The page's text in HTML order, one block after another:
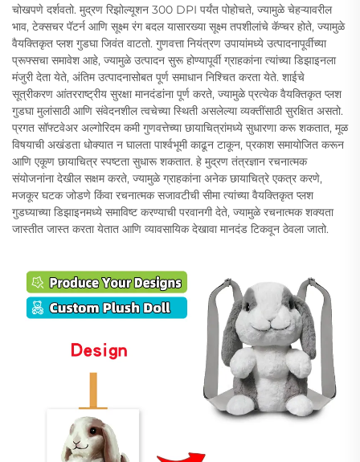
चोखपणे दर्शवतो. मुद्रण रिझोल्यूशन 300 DPI पर्यंत पोहोचते, ज्यामुळे चेहऱ्यावरील
भाव, टेक्सचर पॅटर्न आणि सूक्ष्म रंग बदल यासारख्या सूक्ष्म तपशीलांचे कॅप्चर होते, ज्यामुळे
वैयक्तिकृत प्लश गुडघा जिवंत वाटतो. गुणवत्ता नियंत्रण उपायांमध्ये उत्पादनापूर्वीच्या
प्रूफ्सचा समावेश आहे, ज्यामुळे उत्पादन सुरू होण्यापूर्वी ग्राहकांना त्यांच्या डिझाइनला
मंजुरी देता येते, अंतिम उत्पादनासोबत पूर्ण समाधान निश्चित करता येते. शाईचे
सूत्रीकरण आंतरराष्ट्रीय सुरक्षा मानदंडांना पूर्ण करते, ज्यामुळे प्रत्येक वैयक्तिकृत प्लश
गुडघा मुलांसाठी आणि संवेदनशील त्वचेच्या स्थिती असलेल्या व्यक्तींसाठी सुरक्षित असतो.
प्रगत सॉफ्टवेअर अल्गोरिदम कमी गुणवत्तेच्या छायाचित्रांमध्ये सुधारणा करू शकतात, मूळ
विषयाची अखंडता धोक्यात न घालता पार्श्वभूमी काढून टाकून, प्रकाश समायोजित करून
आणि एकूण छायाचित्र स्पष्टता सुधारू शकतात. हे मुद्रण तंत्रज्ञान रचनात्मक
संयोजनांना देखील सक्षम करते, ज्यामुळे ग्राहकांना अनेक छायाचित्रे एकत्र करणे,
मजकूर घटक जोडणे किंवा रचनात्मक सजावटीची सीमा त्यांच्या वैयक्तिकृत प्लश
गुडघ्याच्या डिझाइनमध्ये समाविष्ट करण्याची परवानगी देते, ज्यामुळे रचनात्मक शक्यता
जास्तीत जास्त करता येतात आणि व्यावसायिक देखावा मानदंड टिकवून ठेवला जातो.